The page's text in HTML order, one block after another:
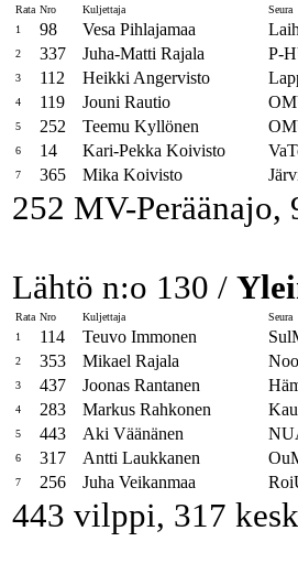
Rata Nro Kuljettaja Seura
1
98 Vesa Pihlajamaa
2 337 Juha-Matti Rajala P-
3 112 Heikki Angervisto
4 119 Jouni Rautio
5 252 Teemu Kyllönen
6 14 Kari-Pekka Koivisto
7 365 Mika Koivisto
252 MV-
Lähtö n:o 130 /
Rata Nro Kuljettaja Seura
1
114 Teuvo Immonen
2 353 Mikael Rajala
3 437 Joonas Rantanen
4 283 Markus Rahkonen
5 443 Aki Väänänen
6 317 Antti Laukkanen
7 256 Juha Veikanmaa
443 vilppi, 317